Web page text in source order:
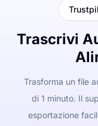
Trascrivi
Trasforma un file
di 1 minuto. Il
esportazione